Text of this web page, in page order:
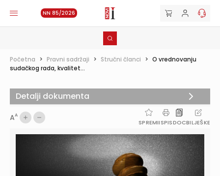
NN 85/2026
Početna > Pravni sadržaji > Stručni članci > O vrednovanju
sudačkog rada, kvalitet...
AA
SPREMIISPISDOCBILJEŠKE
Detalji dokumenta